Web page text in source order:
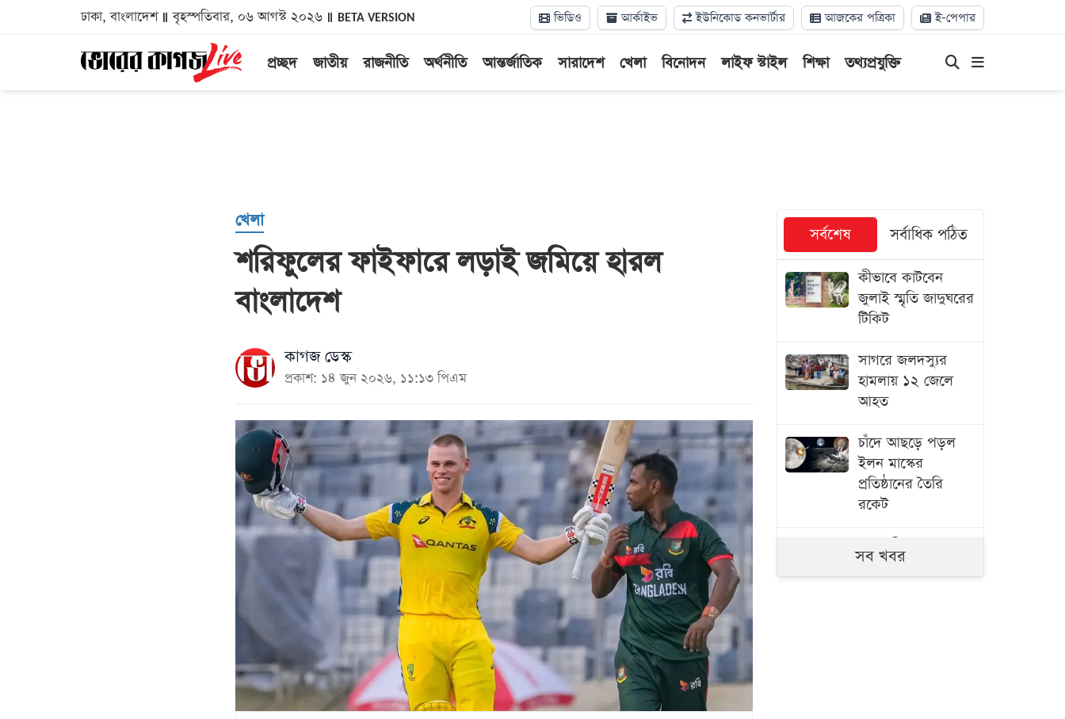
ঢাকা, বাংলাদেশ বৃহস্পতিবার, ০৬ আগস্ট ২০২৬ BETA VERSION ভিডিও আর্কাইভ ইউনিকোড কনভার্টার আজকের পত্রিকা ই-পেপার
প্রচ্ছদ জাতীয় রাজনীতি অর্থনীতি আন্তর্জাতিক সারাদেশ খেলা বিনোদন লাইফ স্টাইল শিক্ষা তথ্যপ্রযুক্তি
খেলা
শরিফুলের ফাইফারে লড়াই জমিয়ে হারল
বাংলাদেশ
কাগজ ডেস্ক
প্রকাশ: ১৪ জুন ২০২৬, ১১:১৩ পিএম
সর্বশেষ সর্বাধিক পঠিত
কীভাবে কাটবেন
জুলাই স্মৃতি জাদুঘরের
টিকিট
সাগরে জলদস্যুর
হামলায় ১২ জেলে
আহত
চাঁদে আছড়ে পড়ল
ইলন মাস্কের
প্রতিষ্ঠানের তৈরি
রকেট
রাজধানীতে সাবেক
এমপি
সব খবর